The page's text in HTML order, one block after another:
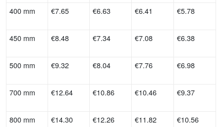
400 mm €7.65 €6.63 €6.41 €5.78
450 mm €8.48 €7.34 €7.08 €6.38
500 mm €9.32 €8.04 €7.76 €6.98
700 mm €12.64 €10.86 €10.46 €9.37
800 mm €14.30 €12.26 €11.82 €10.56